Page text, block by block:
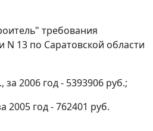
требования
13 по Саратовской области
2006 год - 5393906 руб.;
2005 год - 762401 руб.